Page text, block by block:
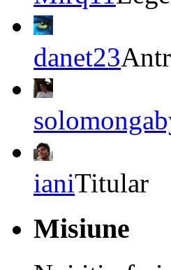
danet23
ianiTitular
Misiune